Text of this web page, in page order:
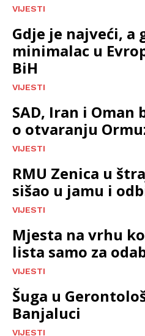
VIJESTI
Gdje je najveći, a
minimalac u
BiH
VIJESTI
SAD, Iran i Oman
o otvaranju
VIJESTI
RMU Zenica u
sišao u jamu i
VIJESTI
Mjesta na vrhu
lista samo za
VIJESTI
Šuga u
Banjaluci
VIJESTI